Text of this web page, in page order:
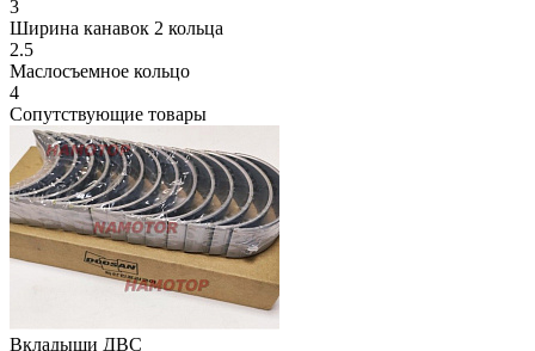
3
Ширина канавок 2 кольца
2.5
Маслосъемное кольцо
4
Сопутствующие товары
Вкладыши ДВС